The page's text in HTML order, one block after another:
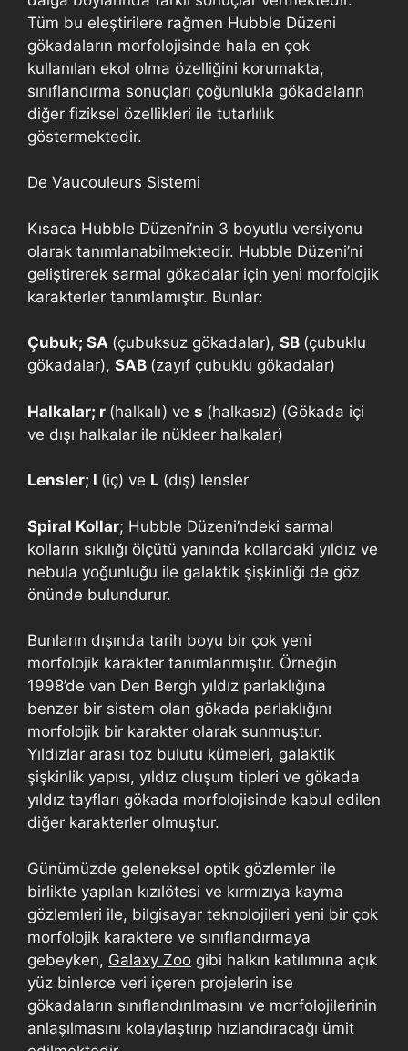
Tüm bu eleştirilere rağmen Hubble Düzeni
gökadaların morfolojisinde hala en çok
kullanılan ekol olma özelliğini korumakta,
sınıflandırma sonuçları çoğunlukla gökadaların
diğer fiziksel özellikleri ile tutarlılık
göstermektedir.
De Vaucouleurs Sistemi
Kısaca Hubble Düzeni’nin 3 boyutlu versiyonu
olarak tanımlanabilmektedir. Hubble Düzeni’ni
geliştirerek sarmal gökadalar için yeni morfolojik
karakterler tanımlamıştır. Bunlar:
Çubuk; SA (çubuksuz gökadalar), SB (çubuklu
gökadalar), SAB (zayıf çubuklu gökadalar)
Halkalar; r (halkalı) ve s (halkasız) (Gökada içi
ve dışı halkalar ile nükleer halkalar)
Lensler; l (iç) ve L (dış) lensler
Spiral Kollar; Hubble Düzeni’ndeki sarmal
kolların sıkılığı ölçütü yanında kollardaki yıldız ve
nebula yoğunluğu ile galaktik şişkinliği de göz
önünde bulundurur.
Bunların dışında tarih boyu bir çok yeni
morfolojik karakter tanımlanmıştır. Örneğin
1998’de van Den Bergh yıldız parlaklığına
benzer bir sistem olan gökada parlaklığını
morfolojik bir karakter olarak sunmuştur.
Yıldızlar arası toz bulutu kümeleri, galaktik
şişkinlik yapısı, yıldız oluşum tipleri ve gökada
yıldız tayfları gökada morfolojisinde kabul edilen
diğer karakterler olmuştur.
Günümüzde geleneksel optik gözlemler ile
birlikte yapılan kızılötesi ve kırmızıya kayma
gözlemleri ile, bilgisayar teknolojileri yeni bir çok
morfolojik karaktere ve sınıflandırmaya
gebeyken, Galaxy Zoo gibi halkın katılımına açık
yüz binlerce veri içeren projelerin ise
gökadaların sınıflandırılmasını ve morfolojilerinin
anlaşılmasını kolaylaştırıp hızlandıracağı ümit